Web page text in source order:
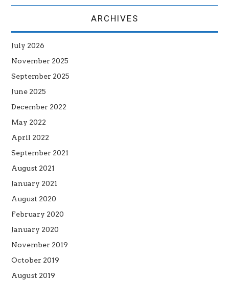
ARCHIVES
July 2026
November 2025
September 2025
June 2025
December 2022
May 2022
April 2022
September 2021
August 2021
January 2021
August 2020
February 2020
January 2020
November 2019
October 2019
August 2019